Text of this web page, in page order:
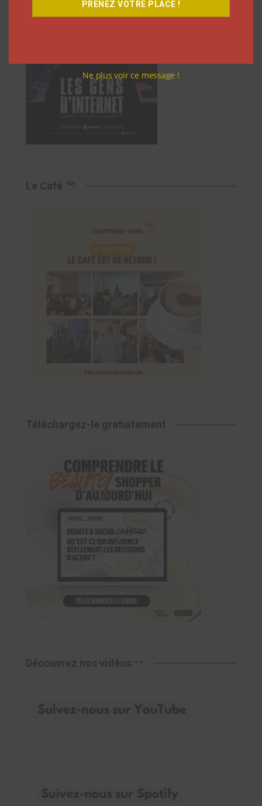
Le Café
Téléchargez-le gratuitement
Découvrez nos vidéos
PRENEZ VOTRE PLACE !
Ne plus voir ce message !